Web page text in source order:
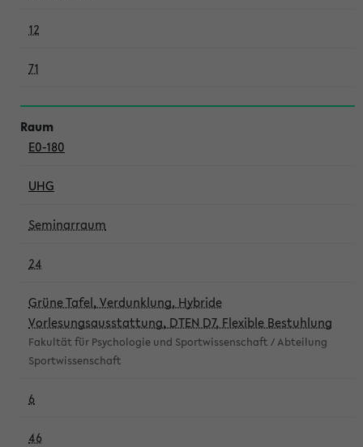
12
71
E0-180
UHG
Seminarraum
24
Grüne Tafel, Verdunklung, Hybride
Vorlesungsausstattung, DTEN D7, Flexible Bestuhlung
Fakultät für Psychologie und Sportwissenschaft / Abteilung
Sportwissenschaft
6
46